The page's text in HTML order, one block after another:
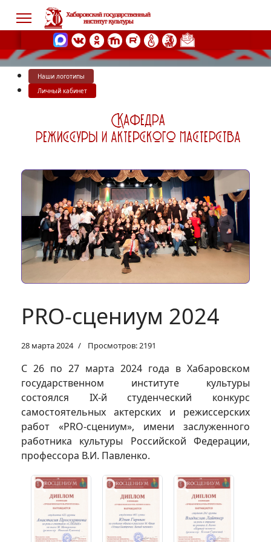
Наши логотипы
Личный кабинет
PRO-сцениум 2024
28 марта 2024 Просмотров: 2191
С 26 по 27 марта 2024 года в Хабаровском
государственном институте культуры
состоялся IХ-й студенческий конкурс
самостоятельных актерских и режиссерских
работ «PRO-сцениум», имени заслуженного
работника культуры Российской Федерации,
профессора В.И. Павленко.